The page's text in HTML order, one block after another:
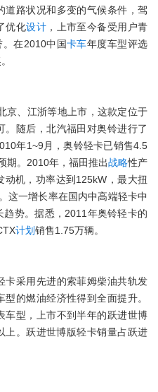
道路状况和多变的气候条件，驾
优化设计 ，上市至今备受用户青
。在2010中国卡车年度车型评选
京、江浙等地上市，这款定位于
随后，北汽福田对奥铃进行了
年1~9月，奥铃轻卡已销售4.5
期。2010年，福田推出战略性产
机，功率达到125kW，最大扭
这一增长率在国内中高端轻卡中
势。据悉，2011年奥铃轻卡的
计划销售1.75万辆。
卡采用先进的索菲姆柴油共轨发
的燃油经济性得到全面提升。
车型，上市不到半年的跃进世博
上。跃进世博版轻卡销量占跃进